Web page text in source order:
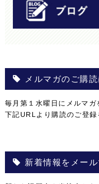
メルマガのご購
毎月第１水曜日にメルマガ
下記URLより購読のご登録
新着情報をメー